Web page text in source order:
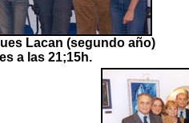
Lacan (segundo año)
a las 21;15h.